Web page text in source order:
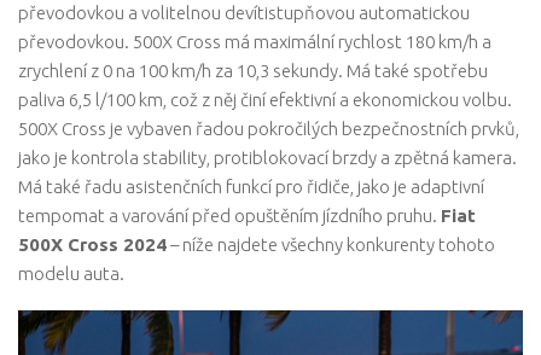
převodovkou a volitelnou devítistupňovou automatickou
převodovkou. 500X Cross má maximální rychlost 180 km/h a
zrychlení z 0 na 100 km/h za 10,3 sekundy. Má také spotřebu
paliva 6,5 ​​l/100 km, což z něj činí efektivní a ekonomickou volbu.
500X Cross je vybaven řadou pokročilých bezpečnostních prvků,
jako je kontrola stability, protiblokovací brzdy a zpětná kamera.
Má také řadu asistenčních funkcí pro řidiče, jako je adaptivní
tempomat a varování před opuštěním jízdního pruhu. Fiat
500X Cross 2024– níže najdete všechny konkurenty tohoto
modelu auta.